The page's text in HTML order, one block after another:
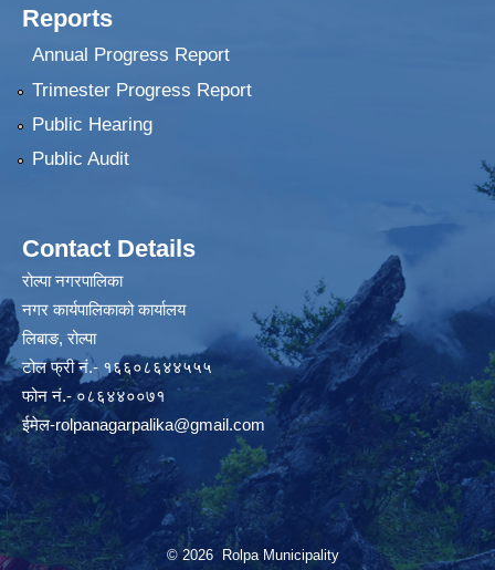
Reports
Annual Progress Report
Trimester Progress Report
Public Hearing
Public Audit
Contact Details
रोल्पा नगरपालिका
नगर कार्यपालिकाको कार्यालय
लिबाङ, रोल्पा
टोल फ्री नं.- १६६०८६४४५५५
फोन नं.- ०८६४४००७१
ईमेल-rolpanagarpalika@gmail.com
© 2026 Rolpa Municipality